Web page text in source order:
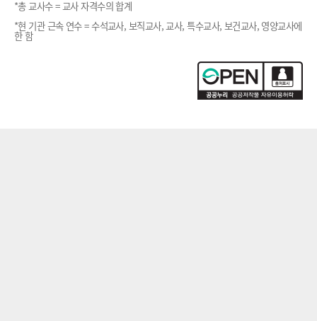
*총 교사수 = 교사 자격수의 합계
*현 기관 근속 연수 = 수석교사, 보직교사, 교사, 특수교사, 보건교사, 영양교사에
한 함